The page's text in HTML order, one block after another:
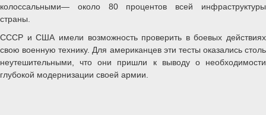
колоссальными— около 80 процентов всей инфраструктуры
страны.
СССР и США имели возможность проверить в боевых действиях
свою военную технику. Для американцев эти тесты оказались столь
неутешительными, что они пришли к выводу о необходимости
глубокой модернизации своей армии.